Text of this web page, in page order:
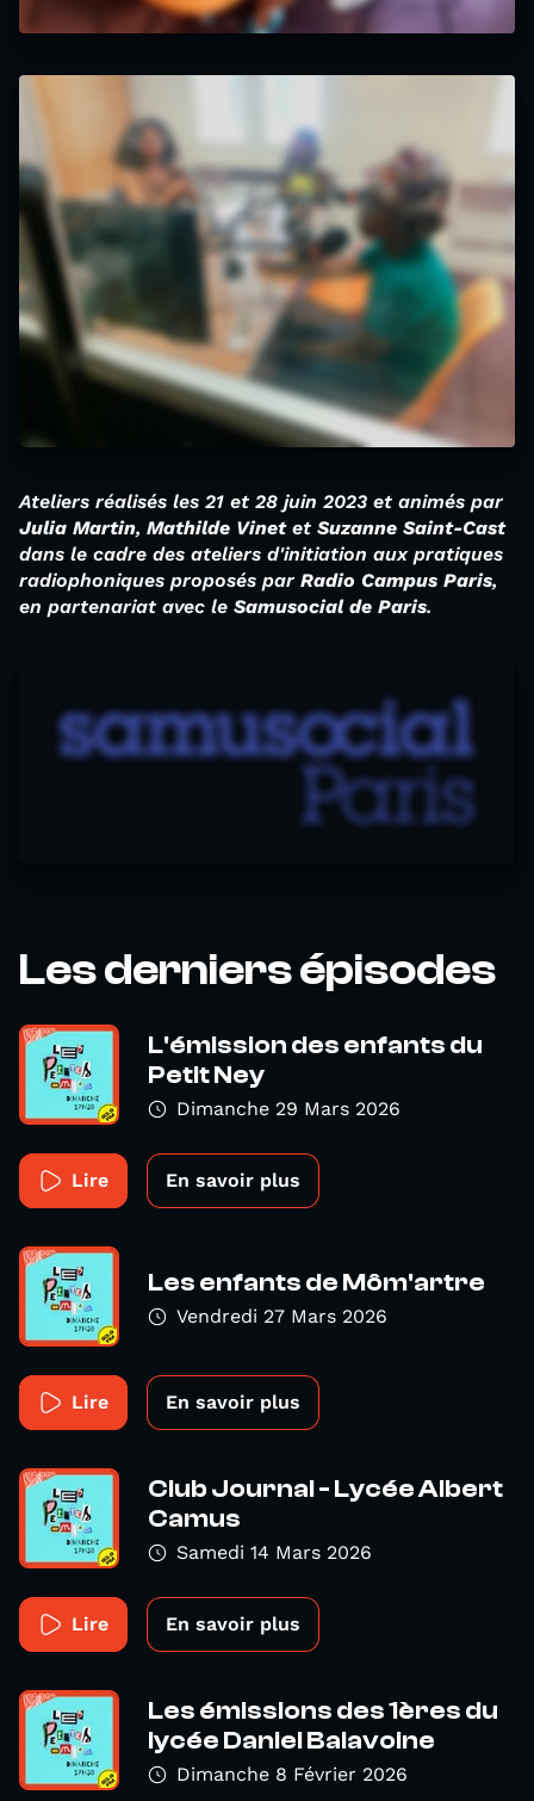
Ateliers réalisés les 21 et 28 juin 2023 et animés par
Julia Martin, Mathilde Vinetet Suzanne Saint-Cast
dans le cadre des ateliers d'initiation aux pratiques
radiophoniques proposés par Radio Campus Paris,
en partenariat avec le Samusocial de Paris.
Les derniers épisodes
L'émission des enfants du
Petit Ney
Dimanche 29 Mars 2026
Lire En savoir plus
Les enfants de Môm'artre
Vendredi 27 Mars 2026
Lire En savoir plus
Club Journal - Lycée Albert
Camus
Samedi 14 Mars 2026
Lire En savoir plus
Les émissions des 1ères du
lycée Daniel Balavoine
Dimanche 8 Février 2026